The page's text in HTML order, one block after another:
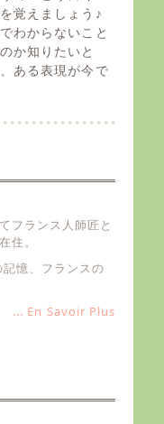
覚えましょう♪
わからないこと
か知りたいと
ある表現が今で
フランス人師匠と
住。
憶、フランスの
... En Savoir Plus